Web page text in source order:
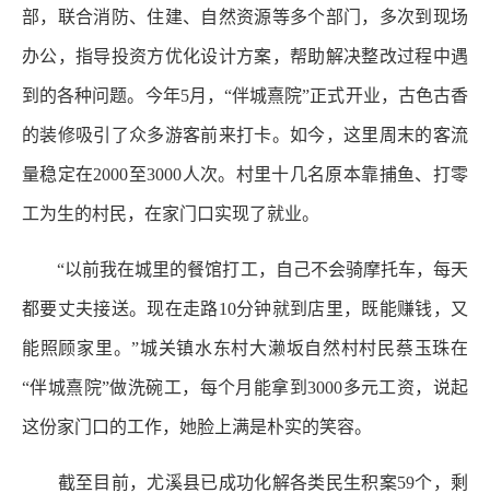
部，联合消防、住建、自然资源等多个部门，多次到现场
办公，指导投资方优化设计方案，帮助解决整改过程中遇
到的各种问题。今年5月，“伴城熹院”正式开业，古色古香
的装修吸引了众多游客前来打卡。如今，这里周末的客流
量稳定在2000至3000人次。村里十几名原本靠捕鱼、打零
工为生的村民，在家门口实现了就业。
“以前我在城里的餐馆打工，自己不会骑摩托车，每天
都要丈夫接送。现在走路10分钟就到店里，既能赚钱，又
能照顾家里。”城关镇水东村大濑坂自然村村民蔡玉珠在
“伴城熹院”做洗碗工，每个月能拿到3000多元工资，说起
这份家门口的工作，她脸上满是朴实的笑容。
截至目前，尤溪县已成功化解各类民生积案59个，剩